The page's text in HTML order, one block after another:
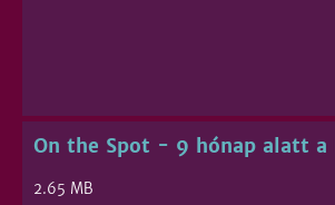
On the Spot - 9 hónap alatt a
2.65 MB